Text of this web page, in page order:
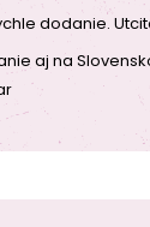
dodanie.
aj na